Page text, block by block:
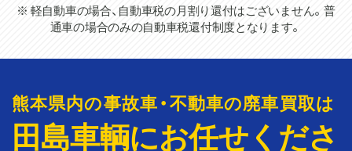
※ 軽自動車の場合、自動車税の月割り還付はございません。普
通車の場合のみの自動車税還付制度となります。
熊本県内の事故車・不動車の廃車買取は
田島車輌にお任せくださ